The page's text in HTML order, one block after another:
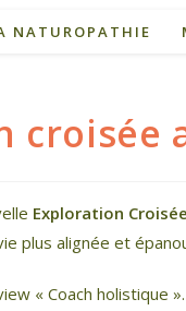
NATUROPATHIE
croisée
Exploration Croisée
plus alignée et
« Coach holistique